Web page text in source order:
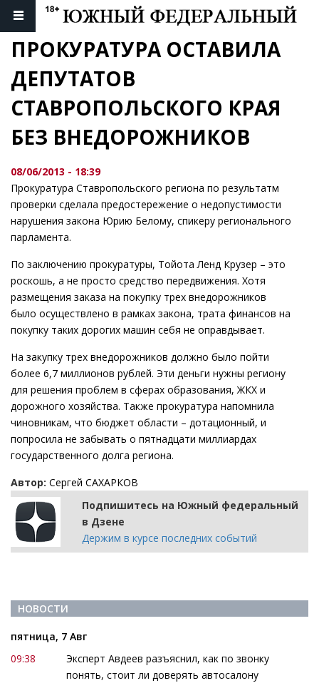
ПРОКУРАТУРА ОСТАВИЛА
ДЕПУТАТОВ
СТАВРОПОЛЬСКОГО КРАЯ
БЕЗ ВНЕДОРОЖНИКОВ
08/06/2013 - 18:39
Прокуратура Ставропольского региона по результатм
проверки сделала предостережение о недопустимости
нарушения закона Юрию Белому, спикеру регионального
парламента.
По заключению прокуратуры, Тойота Ленд Крузер – это
роскошь, а не просто средство передвижения. Хотя
размещения заказа на покупку трех внедорожников
было осуществлено в рамках закона, трата финансов на
покупку таких дорогих машин себя не оправдывает.
На закупку трех внедорожников должно было пойти
более 6,7 миллионов рублей. Эти деньги нужны региону
для решения проблем в сферах образования, ЖКХ и
дорожного хозяйства. Также прокуратура напомнила
чиновникам, что бюджет области – дотационный, и
попросила не забывать о пятнадцати миллиардах
государственного долга региона.
Автор: Сергей САХАРКОВ
Подпишитесь на Южный федеральный
в Дзене
Держим в курсе последних событий
НОВОСТИ
пятница, 7 Авг
09:38
Эксперт Авдеев разъяснил, как по звонку
понять, стоит ли доверять автосалону